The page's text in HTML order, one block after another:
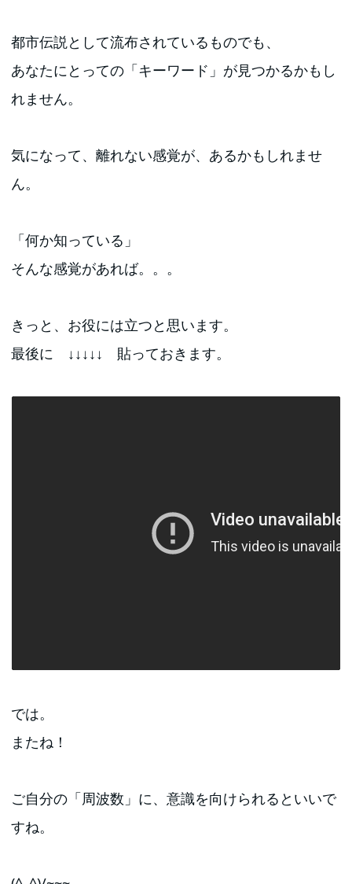
都市伝説として流布されているものでも、
あなたにとっての「キーワード」が見つかるかもし
れません。
気になって、離れない感覚が、あるかもしれませ
ん。
「何か知っている」
そんな感覚があれば。。。
きっと、お役には立つと思います。
最後に ↓↓↓↓↓ 貼っておきます。
では。
またね！
ご自分の「周波数」に、意識を向けられるといいで
すね。